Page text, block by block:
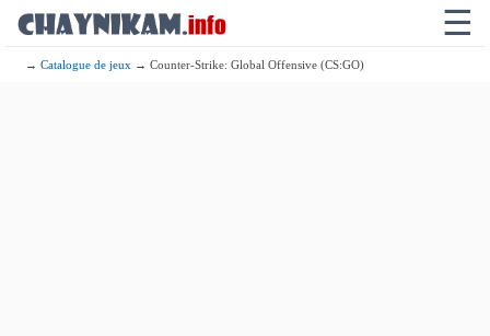
☰
→Catalogue de jeux → Counter-Strike: Global Offensive (CS:GO)